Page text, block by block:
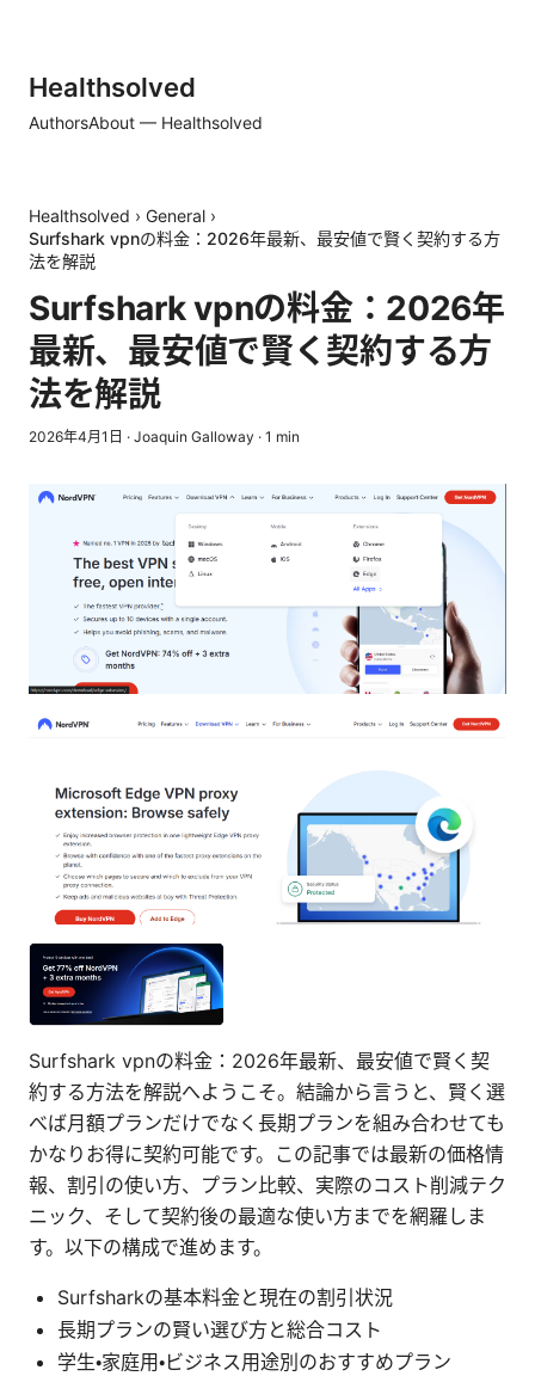
Healthsolved
AuthorsAbout — Healthsolved
Healthsolved › General ›
Surfshark vpnの料金：2026年最新、最安値で賢く契約する方
法を解説
Surfshark vpnの料金：2026年
最新、最安値で賢く契約する方
法を解説
2026年4月1日 · Joaquin Galloway · 1 min
Surfshark vpnの料金：2026年最新、最安値で賢く契
約する方法を解説へようこそ。結論から言うと、賢く選
べば月額プランだけでなく長期プランを組み合わせても
かなりお得に契約可能です。この記事では最新の価格情
報、割引の使い方、プラン比較、実際のコスト削減テク
ニック、そして契約後の最適な使い方までを網羅しま
す。以下の構成で進めます。
Surfsharkの基本料金と現在の割引状況
長期プランの賢い選び方と総合コスト
学生・家庭用・ビジネス用途別のおすすめプラン